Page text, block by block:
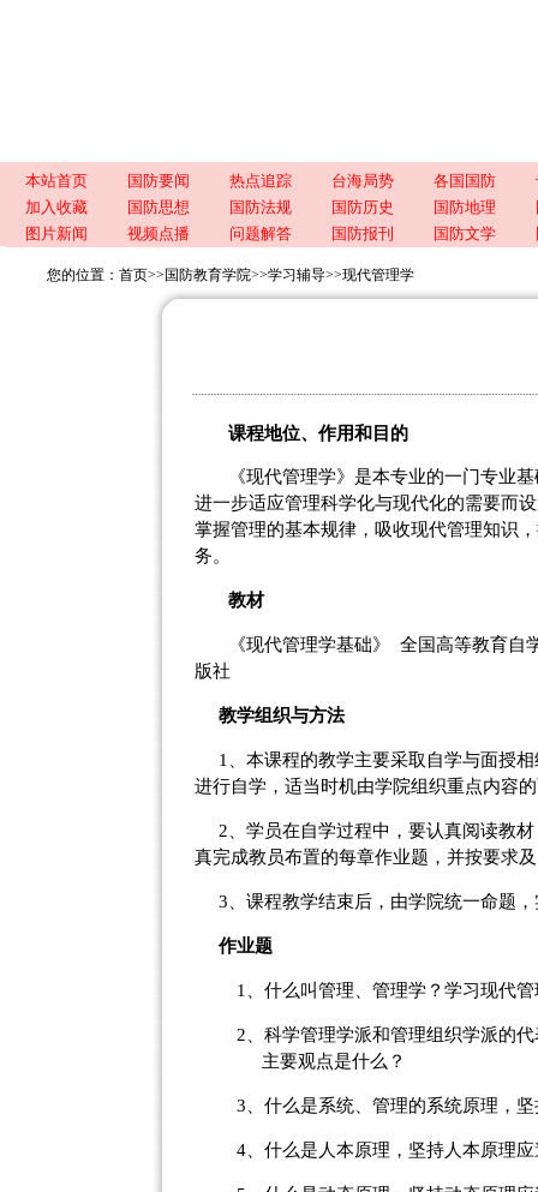
本站首页 国防要闻 热点追踪 台海局势 各国国防
加入收藏
国防思想 国防法规 国防历史 国防地理
图片新闻
视频点播 问题解答 国防报刊 国防文学
您的位置： 首页>> 国防教育学院>>学习辅导>>现代管理学
课程地位、作用和目的
《现代管理学》是本专业的一门专业
进一步适应管理科学化与现代化的需要而
掌握管理的基本规律，吸收现代管理知识
务。
教材
《现代管理学基础》
全国高等教育自
版社
教学组织与方法
1
、本课程的教学主要采取自学与面授
进行自学，适当时机由学院组织重点内容
2 、学员在自学过程中，要认真阅读教
真完成教员布置的每章作业题，并按要求
3 、课程教学结束后，由学院统一命题
作业题
1、 什么叫管理、管理学？学习现代
2、 科学管理学派和管理组织学派的
主要观点是什么？
3、 什么是系统、管理的系统原理，
4、 什么是人本原理，坚持人本原理